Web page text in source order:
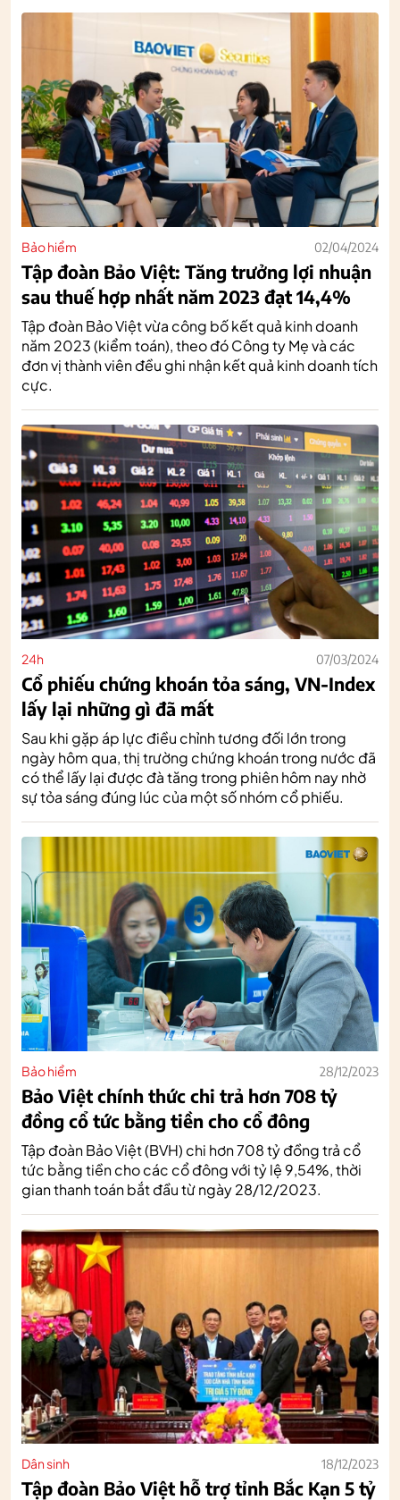
Bảo hiểm 02/04/2024
Tập đoàn Bảo Việt: Tăng trưởng lợi nhuận
sau thuế hợp nhất năm 2023 đạt 14,4%
Tập đoàn Bảo Việt vừa công bố kết quả kinh doanh
năm 2023 (kiểm toán), theo đó Công ty Mẹ và các
đơn vị thành viên đều ghi nhận kết quả kinh doanh tích
cực.
24h 07/03/2024
Cổ phiếu chứng khoán tỏa sáng, VN-Index
lấy lại những gì đã mất
Sau khi gặp áp lực điều chỉnh tương đối lớn trong
ngày hôm qua, thị trường chứng khoán trong nước đã
có thể lấy lại được đà tăng trong phiên hôm nay nhờ
sự tỏa sáng đúng lúc của một số nhóm cổ phiếu.
Bảo hiểm 28/12/2023
Bảo Việt chính thức chi trả hơn 708 tỷ
đồng cổ tức bằng tiền cho cổ đông
Tập đoàn Bảo Việt (BVH) chi hơn 708 tỷ đồng trả cổ
tức bằng tiền cho các cổ đông với tỷ lệ 9,54%, thời
gian thanh toán bắt đầu từ ngày 28/12/2023.
Dân sinh 18/12/2023
Tập đoàn Bảo Việt hỗ trợ tỉnh Bắc Kạn 5 tỷ